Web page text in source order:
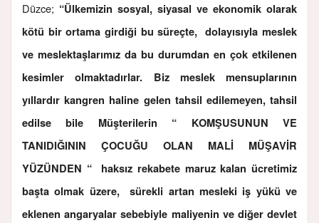
Düzce; “Ülkemizin sosyal, siyasal ve ekonomik olarak
kötü bir ortama girdiği bu süreçte, dolayısıyla meslek
ve meslektaşlarımız da bu durumdan en çok etkilenen
kesimler olmaktadırlar. Biz meslek mensuplarının
yıllardır kangren haline gelen tahsil edilemeyen, tahsil
edilse bile Müşterilerin “ KOMŞUSUNUN VE
TANIDIĞININ ÇOCUĞU OLAN MALİ MÜŞAVİR
YÜZÜNDEN “ haksız rekabete maruz kalan ücretimiz
başta olmak üzere, sürekli artan mesleki iş yükü ve
eklenen angaryalar sebebiyle maliyenin ve diğer devlet